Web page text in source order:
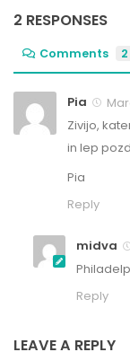
2 RESPONSES
Comments 2
Pia
Zivijo,
in lep
Pia
Reply
midva
Reply
LEAVE A REPLY